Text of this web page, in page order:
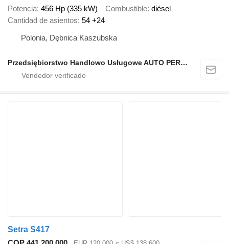
Potencia 456 Hp (335 kW) Combustible diésel
Cantidad de asientos 54 +24
Polonia, Dębnica Kaszubska
Przedsiębiorstwo Handlowo Usługowe AUTO PERFEKT Łukasz Skóra
Setra S417